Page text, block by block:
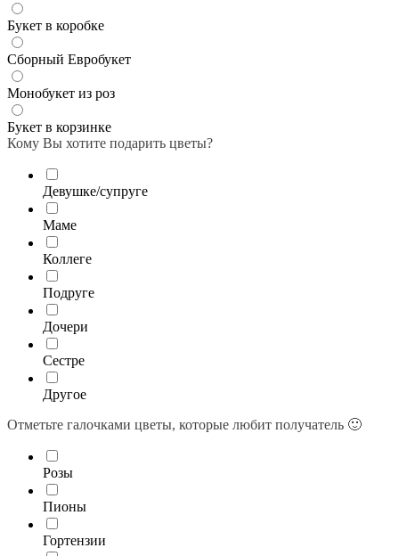
Букет в коробке
Сборный Евробукет
Монобукет из роз
Букет в корзинке
Кому Вы хотите подарить цветы?
Девушке/супруге
Маме
Коллеге
Подруге
Дочери
Сестре
Другое
Отметьте галочками цветы, которые любит получатель 🙂
Розы
Пионы
Гортензии